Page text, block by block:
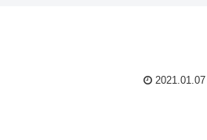
2021.01.07